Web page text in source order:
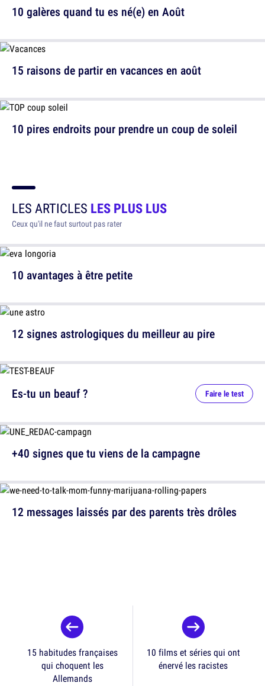
15 raisons de partir en vacances en août
10 galères quand tu es né(e) en Août
10 pires endroits pour prendre un coup de soleil
LES ARTICLES LES PLUS LUS
Ceux qu'il ne faut surtout pas rater
10 avantages à être petite
12 signes astrologiques du meilleur au pire
12 messages laissés par des parents très drôles
Es-tu un beauf ? Faire le test
+40 signes que tu viens de la campagne
15 habitudes françaises
qui choquent les
Allemands
10 films et séries qui ont
énervé les racistes